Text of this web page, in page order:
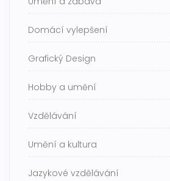
Domácí vylepšení
Grafický Design
Hobby a umění
Vzdělávání
Umění a kultura
Jazykové vzdělávání